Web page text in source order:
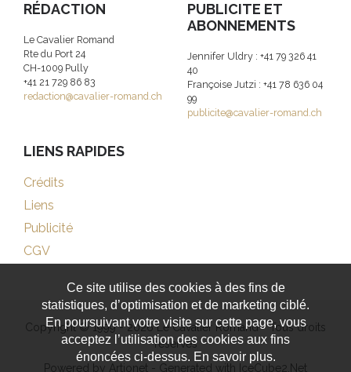
RÉDACTION
Le Cavalier Romand
Rte du Port 24
CH-1009 Pully
+41 21 729 86 83
redaction@cavalier-romand.ch
PUBLICITE ET
ABONNEMENTS
Jennifer Uldry : +41 79 326 41
40
Françoise Jutzi : +41 78 636 04
99
publicite@cavalier-romand.ch
LIENS RAPIDES
Crédits
Liens
Publicité
CGV
Copyright © 1999 - 2026 Le Cavalier Romand - Tous droits
réservés
Powered by Artionet - Generated with IceCube2.Net
Ce site utilise des cookies à des fins de
statistiques, d’optimisation et de marketing ciblé.
En poursuivant votre visite sur cette page, vous
acceptez l’utilisation des cookies aux fins
énoncées ci-dessus. En savoir plus.